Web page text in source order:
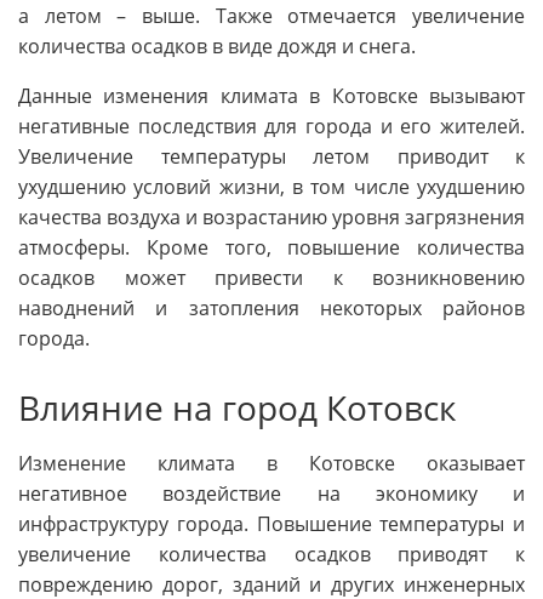
а летом – выше. Также отмечается увеличение
количества осадков в виде дождя и снега.
Данные изменения климата в Котовске вызывают
негативные последствия для города и его жителей.
Увеличение температуры летом приводит к
ухудшению условий жизни, в том числе ухудшению
качества воздуха и возрастанию уровня загрязнения
атмосферы. Кроме того, повышение количества
осадков может привести к возникновению
наводнений и затопления некоторых районов
города.
Влияние на город Котовск
Изменение климата в Котовске оказывает
негативное воздействие на экономику и
инфраструктуру города. Повышение температуры и
увеличение количества осадков приводят к
повреждению дорог, зданий и других инженерных